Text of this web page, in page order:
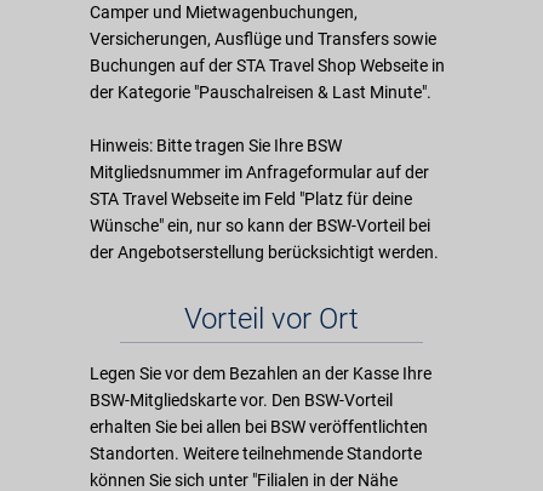
Camper und Mietwagenbuchungen,
Versicherungen, Ausflüge und Transfers sowie
Buchungen auf der STA Travel Shop Webseite in
der Kategorie "Pauschalreisen & Last Minute".
Hinweis: Bitte tragen Sie Ihre BSW
Mitgliedsnummer im Anfrageformular auf der
STA Travel Webseite im Feld "Platz für deine
Wünsche" ein, nur so kann der BSW-Vorteil bei
der Angebotserstellung berücksichtigt werden.
Vorteil vor Ort
Legen Sie vor dem Bezahlen an der Kasse Ihre
BSW-Mitgliedskarte vor. Den BSW-Vorteil
erhalten Sie bei allen bei BSW veröffentlichten
Standorten. Weitere teilnehmende Standorte
können Sie sich unter "Filialen in der Nähe